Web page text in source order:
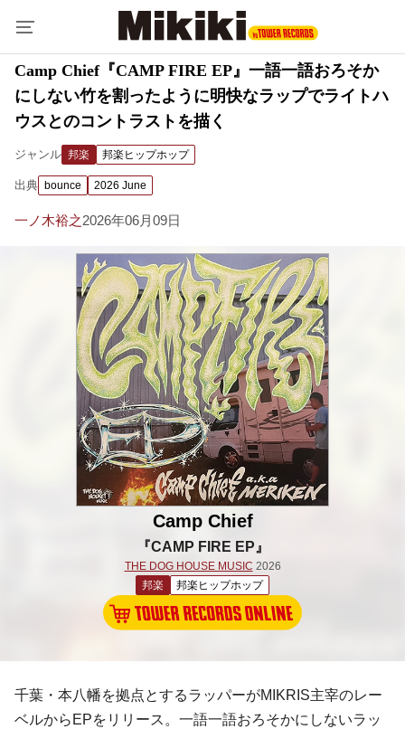
Camp Chief『CAMP FIRE EP』一語一語おろそか
にしない竹を割ったように明快なラップでライトハ
ウスとのコントラストを描く
ジャンル 邦楽 邦楽ヒップホップ
出典 bounce 2026 June
一ノ木裕之2026年06月09日
Camp Chief
『CAMP FIRE EP』
THE DOG HOUSE MUSIC 2026
邦楽
邦楽ヒップホップ
千葉・本八幡を拠点とするラッパーがMIKRIS主宰のレー
ベルからEPをリリース。一語一語おろそかにしないラッ